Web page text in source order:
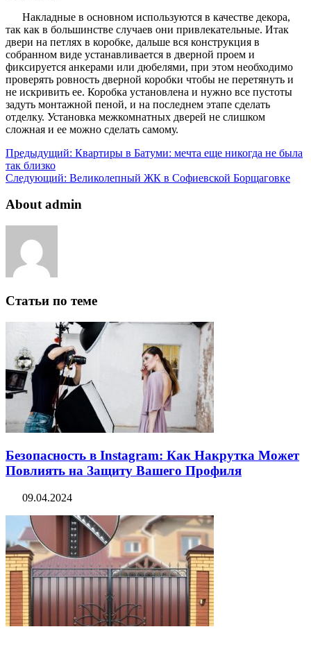
Накладные в основном используются в качестве декора,
так как в большинстве случаев они привлекательные. Итак
двери на петлях в коробке, дальше вся конструкция в
собранном виде устанавливается в дверной проем и
фиксируется анкерами или дюбелями, при этом необходимо
проверять ровность дверной коробки чтобы не перетянуть и
не искривить ее. Коробка установлена и нужно все пустоты
задуть монтажной пеной, и на последнем этапе сделать
отделку. Установка межкомнатных дверей не слишком
сложная и ее можно сделать самому.
Предыдущий: Квартиры в Батуми: мечта еще никогда не была
так близко
Следующий: Великолепный ЖК в Софиевской Борщаговке
About admin
Статьи по теме
Безопасность в Instagram: Как Накрутка Может
Повлиять на Защиту Вашего Профиля
09.04.2024